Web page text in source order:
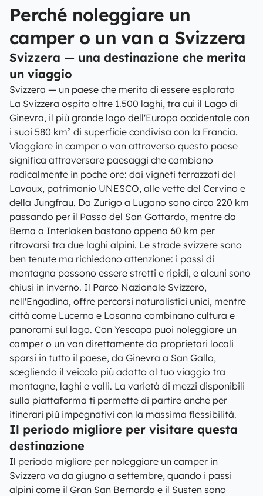
Perché noleggiare un
camper o un van a Svizzera
Svizzera — una destinazione che merita
un viaggio
Svizzera — un paese che merita di essere esplorato
La Svizzera ospita oltre 1.500 laghi, tra cui il Lago di
Ginevra, il più grande lago dell'Europa occidentale con
i suoi 580 km² di superficie condivisa con la Francia.
Viaggiare in camper o van attraverso questo paese
significa attraversare paesaggi che cambiano
radicalmente in poche ore: dai vigneti terrazzati del
Lavaux, patrimonio UNESCO, alle vette del Cervino e
della Jungfrau. Da Zurigo a Lugano sono circa 220 km
passando per il Passo del San Gottardo, mentre da
Berna a Interlaken bastano appena 60 km per
ritrovarsi tra due laghi alpini. Le strade svizzere sono
ben tenute ma richiedono attenzione: i passi di
montagna possono essere stretti e ripidi, e alcuni sono
chiusi in inverno. Il Parco Nazionale Svizzero,
nell'Engadina, offre percorsi naturalistici unici, mentre
città come Lucerna e Losanna combinano cultura e
panorami sul lago. Con Yescapa puoi noleggiare un
camper o un van direttamente da proprietari locali
sparsi in tutto il paese, da Ginevra a San Gallo,
scegliendo il veicolo più adatto al tuo viaggio tra
montagne, laghi e valli. La varietà di mezzi disponibili
sulla piattaforma ti permette di partire anche per
itinerari più impegnativi con la massima flessibilità.
Il periodo migliore per visitare questa
destinazione
Il periodo migliore per noleggiare un camper in
Svizzera va da giugno a settembre, quando i passi
alpini come il Gran San Bernardo e il Susten sono